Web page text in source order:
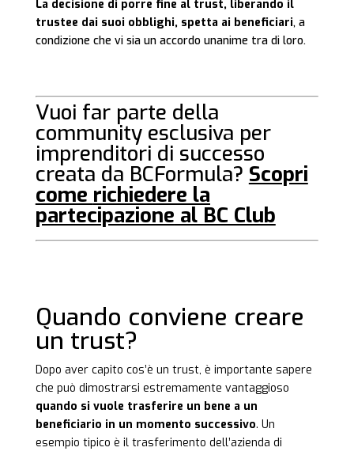
La decisione di porre fine al trust, liberando il
trustee dai suoi obblighi, spetta ai beneficiari, a
condizione che vi sia un accordo unanime tra di loro.
Vuoi far parte della
community esclusiva per
imprenditori di successo
creata da BCFormula? Scopri
come richiedere la
partecipazione al BC Club
Quando conviene creare
un trust?
Dopo aver capito cos’è un trust, è importante sapere
che può dimostrarsi estremamente vantaggioso
quando si vuole trasferire un bene a un
beneficiario in un momento successivo. Un
esempio tipico è il trasferimento dell’azienda di